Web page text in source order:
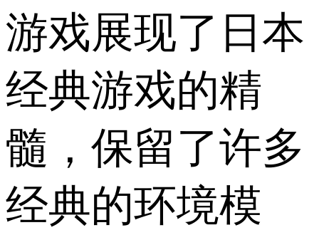
游戏展现了日本
经典游戏的精
髓，保留了许多
经典的环境模